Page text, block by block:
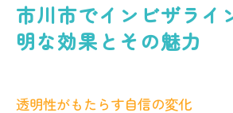
市川市でインビザライ
明な効果とその魅力
透明性がもたらす自信の変化